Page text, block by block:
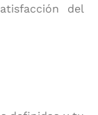
del